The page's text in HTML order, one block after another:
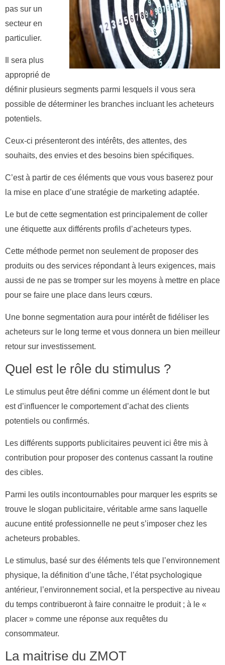
pas sur un
secteur en
particulier.
Il sera plus
approprié de
définir plusieurs segments parmi lesquels il vous sera
possible de déterminer les branches incluant les acheteurs
potentiels.
Ceux-ci présenteront des intérêts, des attentes, des
souhaits, des envies et des besoins bien spécifiques.
C’est à partir de ces éléments que vous vous baserez pour
la mise en place d’une stratégie de marketing adaptée.
Le but de cette segmentation est principalement de coller
une étiquette aux différents profils d’acheteurs types.
Cette méthode permet non seulement de proposer des
produits ou des services répondant à leurs exigences, mais
aussi de ne pas se tromper sur les moyens à mettre en place
pour se faire une place dans leurs cœurs.
Une bonne segmentation aura pour intérêt de fidéliser les
acheteurs sur le long terme et vous donnera un bien meilleur
retour sur investissement.
Quel est le rôle du stimulus ?
Le stimulus peut être défini comme un élément dont le but
est d’influencer le comportement d’achat des clients
potentiels ou confirmés.
Les différents supports publicitaires peuvent ici être mis à
contribution pour proposer des contenus cassant la routine
des cibles.
Parmi les outils incontournables pour marquer les esprits se
trouve le slogan publicitaire, véritable arme sans laquelle
aucune entité professionnelle ne peut s’imposer chez les
acheteurs probables.
Le stimulus, basé sur des éléments tels que l’environnement
physique, la définition d’une tâche, l’état psychologique
antérieur, l’environnement social, et la perspective au niveau
du temps contribueront à faire connaitre le produit ; à le «
placer » comme une réponse aux requêtes du
consommateur.
La maitrise du ZMOT